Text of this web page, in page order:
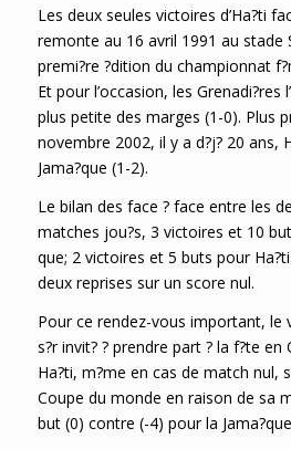
Les deux seules victoires d’Ha?ti
remonte au 16 avril 1991 au stade
premi?re ?dition du championnat
Et pour l’occasion, les Grenadi?res
plus petite des marges (1-0). Plus
novembre 2002, il y a d?j? 20 ans,
Jama?que (1-2).
Le bilan des face ? face entre les
matches jou?s, 3 victoires et 10
que; 2 victoires et 5 buts pour
deux reprises sur un score nul.
Pour ce rendez-vous important, le
s?r invit? ? prendre part ? la f?te en
Ha?ti, m?me en cas de match nul,
Coupe du monde en raison de sa
but (0) contre (-4) pour la